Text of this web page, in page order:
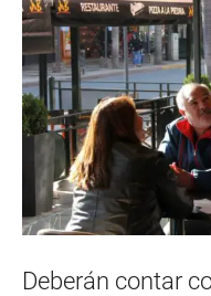
Deberán contar